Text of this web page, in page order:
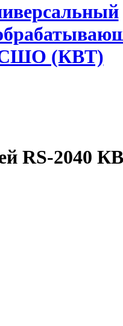
СШО (КВТ)
RS-2040